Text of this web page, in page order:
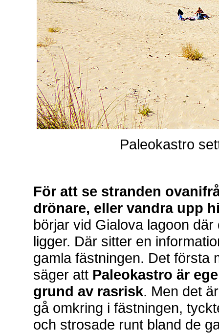
Paleokastro
För att se stranden
drönare, eller vandra upp
börjar vid Gialova lagoon
ligger. Där sitter en
gamla fästningen. Det första
säger att Paleokastro är
grund av rasrisk. Men det
gå omkring i fästningen,
och strosade runt bland de